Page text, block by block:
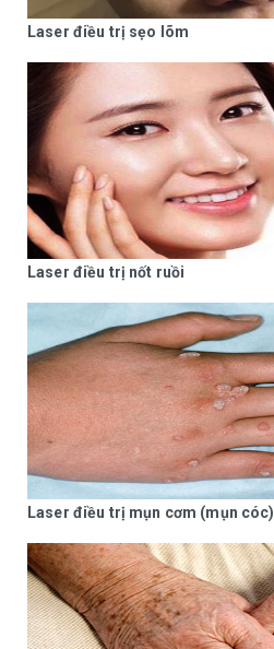
Laser điều trị sẹo lõm
Laser điều trị nốt ruồi
Laser điều trị mụn cơm (mụn cóc)